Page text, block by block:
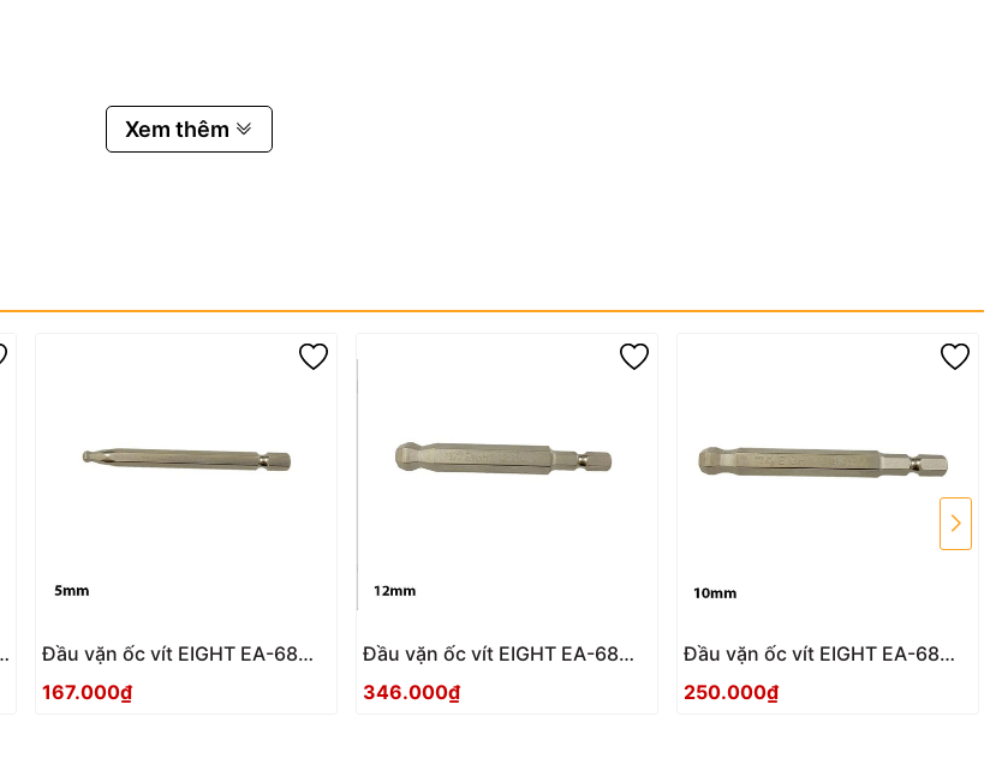
Xem thêm
Đầu vặn ốc vít EIGHT EA-68
(5mmx100)
167.000₫
Đầu vặn ốc vít EIGHT EA-68
(12mmx100)
346.000₫
Đầu vặn ốc vít EIGHT EA-68
(10mmx100)
250.000₫